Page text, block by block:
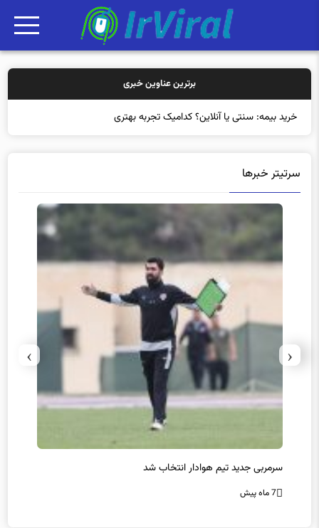
برترین عناوین خبری
خرید بیمه: سنتی یا آنلاین؟ کدامیک تجربه بهتری برای مشتر
سرتیتر خبرها
سرمربی جدید تیم هوادار انتخاب شد
7 ماه پیش
‹
›